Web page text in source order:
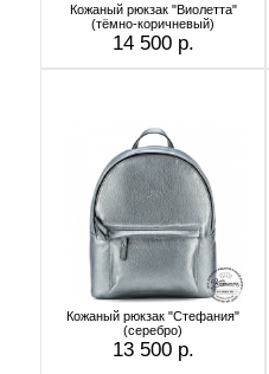
Кожаный рюкзак "Виолетта"
(тёмно-коричневый)
14 500 р.
Кожаный рюкзак "Стефания"
(серебро)
13 500 р.